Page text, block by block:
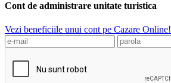
Cont de administrare unitate turistica
Vezi beneficiile unui cont pe Cazare Online!